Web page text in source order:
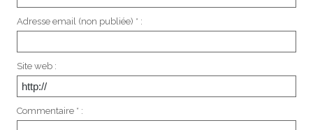
Adresse email (non publiée) * :
Site web :
Commentaire * :